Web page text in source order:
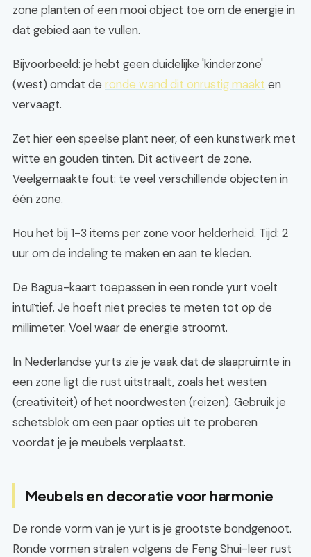
zone planten of een mooi object toe om de energie in
dat gebied aan te vullen.
Bijvoorbeeld: je hebt geen duidelijke 'kinderzone'
(west) omdat de ronde wand dit onrustig maakt en
vervaagt.
Zet hier een speelse plant neer, of een kunstwerk met
witte en gouden tinten. Dit activeert de zone.
Veelgemaakte fout: te veel verschillende objecten in
één zone.
Hou het bij 1-3 items per zone voor helderheid. Tijd: 2
uur om de indeling te maken en aan te kleden.
De Bagua-kaart toepassen in een ronde yurt voelt
intuïtief. Je hoeft niet precies te meten tot op de
millimeter. Voel waar de energie stroomt.
In Nederlandse yurts zie je vaak dat de slaapruimte in
een zone ligt die rust uitstraalt, zoals het westen
(creativiteit) of het noordwesten (reizen). Gebruik je
schetsblok om een paar opties uit te proberen
voordat je je meubels verplaatst.
Meubels en decoratie voor harmonie
De ronde vorm van je yurt is je grootste bondgenoot.
Ronde vormen stralen volgens de Feng Shui-leer rust